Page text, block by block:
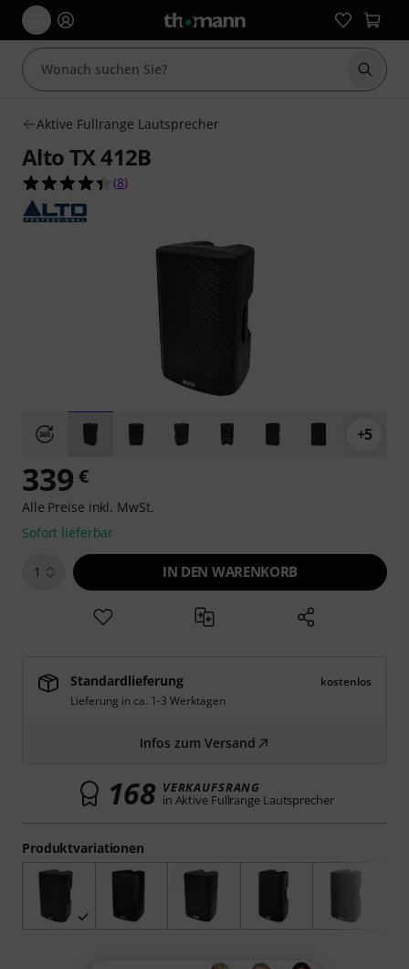
Suche
Aktive Fullrange Lautsprecher
Alto TX 412B
4.4 von 5 Sternen aus 8 Kundenbewertungen
(8)
+5
Produktvariationen
339 €
Alle Preise inkl. MwSt.
Sofort lieferbar
1 IN DEN WARENKORB
Standardlieferung
kostenlos
Lieferung in ca. 1-3 Werktagen
Infos zum Versand
168 VERKAUFSRANG
in Aktive Fullrange Lautsprecher